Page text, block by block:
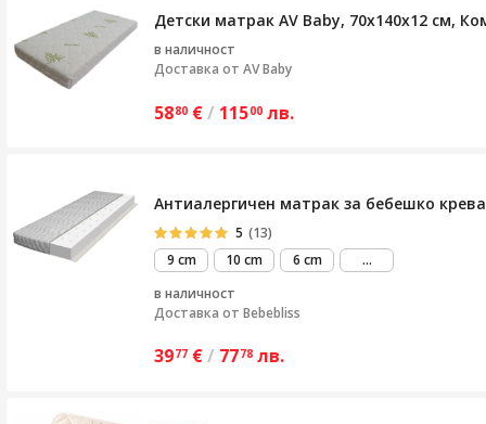
Детски матрак AV Baby, 70х140х12 см,
в наличност
Доставка от AV Baby
5880 €/ 11500 лв.
Антиалергичен матрак за бебешко
5 (13)
9 cm
10 cm 6 cm ...виж
в наличност
Доставка от Bebebliss
3977 €/ 7778 лв.